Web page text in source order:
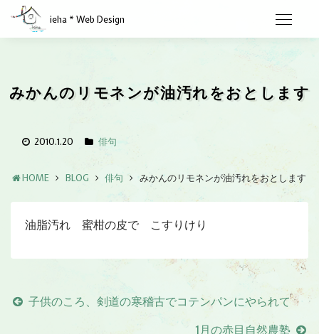
ieha * Web Design
みかんのリモネンが油汚れをおとします
2010.1.20 俳句
HOME BLOG 俳句 みかんのリモネンが油汚れをおとします
油脂汚れ 蜜柑の皮で こすりけり
子供のころ、剣道の寒稽古でコテンパンにやられて
1月の赤目自然農塾